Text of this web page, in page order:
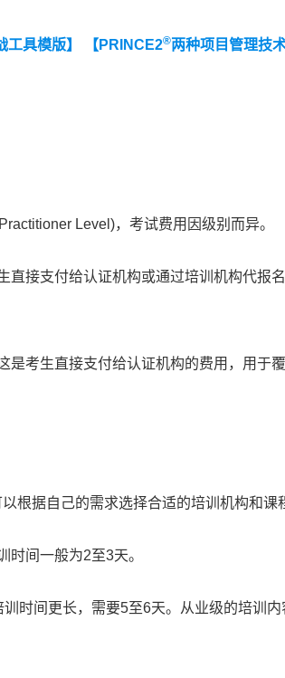
工具模版】 【PRINCE2®两种项目管理技
Level)，考试费用因级别而异。
直接支付给认证机构或通过培训机构代报
是考生直接支付给认证机构的费用，用于
根据自己的需求选择合适的培训机构和课
时间一般为2至3天。
训时间更长，需要5至6天。从业级的培训内